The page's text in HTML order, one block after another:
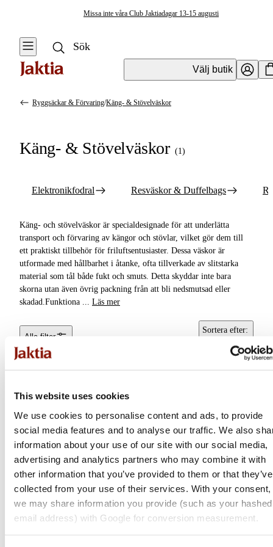
This website uses cookies
We use cookies to personalise content and ads, to provide
social media features and to analyse our traffic. We also
information about your use of our site with our social media,
advertising and analytics partners who may combine it with
other information that you’ve provided to them or that they’ve
collected from your use of their services. With your consent,
we may share information you provide (such as your hashed
email address) with Google for conversion measurement.
Missa inte våra Club Jaktiadagar 13-15 augusti
Välj butik
Elektronikfodral
Duffelbags
Ryggsäckar
Övrig Förvaring &
Väskor
Käng- &
Stövelväskor
Kylväskor &
Kylboxar
Tygpåsar
&
Ryggsäckar & Förvaring/Käng- & Stövelväskor
Käng- & Stövelväskor (1)
Elektronikfodral Resväskor & Duffelbags
Käng- och stövelväskor är specialdesignade för att underlätta
transport och förvaring av kängor och stövlar, vilket gör dem till
ett praktiskt tillbehör för friluftsentusiaster. Dessa väskor är
utformade med hållbarhet i åtanke, ofta tillverkade av slitstarka
material som tål både fukt och smuts. Detta skyddar inte bara
skorna utan även övrig packning från att bli nedsmutsad eller
skadad.Funktiona ... Läs mer
Alla filter
Sortera efter:
Le Chameau
Boot Bag